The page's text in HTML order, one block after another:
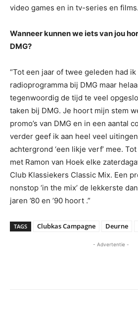
video games en in tv-series en
Wanneer kunnen we iets van jou
DMG?
“Tot een jaar of twee geleden had
radioprogramma bij DMG maar
tegenwoordig de tijd te veel
taken bij DMG. Je hoort mijn stem
promo’s van DMG en in een aantal
verder geef ik aan heel veel
achtergrond ‘een likje verf’ mee.
met Ramon van Hoek elke
Club Klassiekers Classic Mix. Een
nonstop ‘in the mix’ de lekkerste
jaren ’80 en ’90 hoort .”
TAGS Clubkas Campagne Deurne
- Advertentie -